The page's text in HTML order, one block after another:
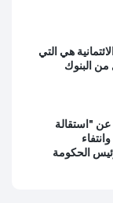
هي التي
البنوك
عن "استقالة
الحكومة